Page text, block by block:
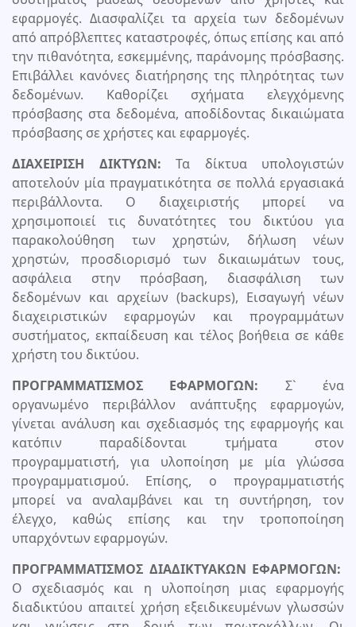
εφαρμογές. Διασφαλίζει τα αρχεία των δεδομένων
από απρόβλεπτες καταστροφές, όπως επίσης και από
την πιθανότητα, εσκεμμένης, παράνομης πρόσβασης.
Επιβάλλει κανόνες διατήρησης της πληρότητας των
δεδομένων. Καθορίζει σχήματα ελεγχόμενης
πρόσβασης στα δεδομένα, αποδίδοντας δικαιώματα
πρόσβασης σε χρήστες και εφαρμογές.
ΔΙΑΧΕΙΡΙΣΗ ΔΙΚΤΥΩN: Τα δίκτυα υπολογιστών
αποτελούν μία πραγματικότητα σε πολλά εργασιακά
περιβάλλοντα. Ο διαχειριστής μπορεί να
χρησιμοποιεί τις δυνατότητες του δικτύου για
παρακολούθηση των χρηστών, δήλωση νέων
χρηστών, προσδιορισμό των δικαιωμάτων τους,
ασφάλεια στην πρόσβαση, διασφάλιση των
δεδομένων και αρχείων (backups), Εισαγωγή νέων
διαχειριστικών εφαρμογών και προγραμμάτων
συστήματος, εκπαίδευση και τέλος βοήθεια σε κάθε
χρήστη του δικτύου.
ΠΡΟΓΡΑΜΜΑΤΙΣΜΟΣ ΕΦΑΡΜΟΓΩΝ: Σ` ένα
οργανωμένο περιβάλλον ανάπτυξης εφαρμογών,
γίνεται ανάλυση και σχεδιασμός της εφαρμογής και
κατόπιν παραδίδονται τμήματα στον
προγραμματιστή, για υλοποίηση με μία γλώσσα
προγραμματισμού. Επίσης, ο προγραμματιστής
μπορεί να αναλαμβάνει και τη συντήρηση, τον
έλεγχο, καθώς επίσης και την τροποποίηση
υπαρχόντων εφαρμογών.
ΠΡΟΓΡΑΜΜΑΤΙΣΜΟΣ ΔΙΑΔΙΚΤΥΑΚΩΝ ΕΦΑΡΜΟΓΩΝ:
O σχεδιασμός και η υλοποίηση μιας εφαρμογής
διαδικτύου απαιτεί χρήση εξειδικευμένων γλωσσών